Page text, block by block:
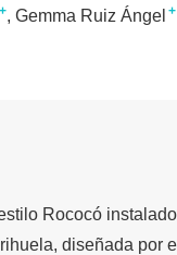
+ Gemma Ruiz Ángel +
Rococó instalado
diseñada por el